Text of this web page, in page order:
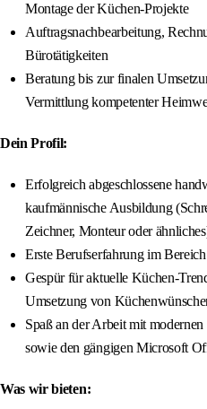
Montage der Küchen-Projekte
Auftragsnachbearbeitung,
Bürotätigkeiten
Beratung bis zur finalen
Vermittlung kompetenter
Dein Profil:
Erfolgreich abgeschlossene
kaufmännische Ausbildung
Zeichner, Monteur oder
Erste Berufserfahrung im
Gespür für aktuelle Küchen-
Umsetzung von
Spaß an der Arbeit mit
sowie den gängigen Microsoft
Was wir bieten: